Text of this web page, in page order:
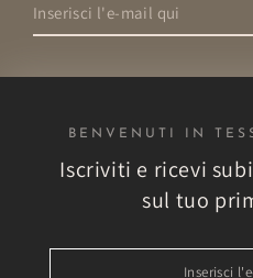
l'e-
BENVENUTI IN
Iscriviti e ricevi
sul tuo